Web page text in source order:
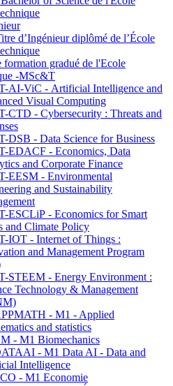
d’Ingénieur diplômé de l’École
formation gradué de l'Ecole
-MSc&T
AI-ViC - Artificial Intelligence and
Visual Computing
CTD - Cybersecurity : Threats and
DSB - Data Science for Business
EDACF - Economics, Data
and Corporate Finance
EESM - Environmental
and Sustainability
ESCLiP - Economics for Smart
and Climate Policy
IOT - Internet of Things :
and Management Program
STEEM - Energy Environment :
Technology & Management
- M1 - Applied
and statistics
- M1 Biomechanics
- M1 Data AI - Data and
Intelligence
- M1 Economie